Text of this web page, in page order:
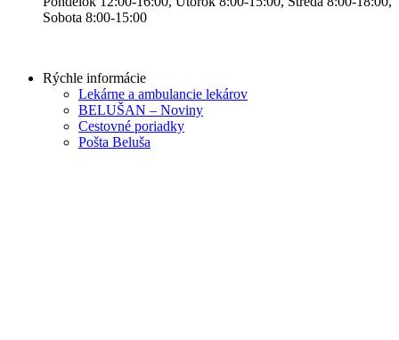
Sobota 8:00-15:00
Rýchle informácie
Lekárne a ambulancie lekárov
BELUŠAN – Noviny
Cestovné poriadky
Pošta Beluša